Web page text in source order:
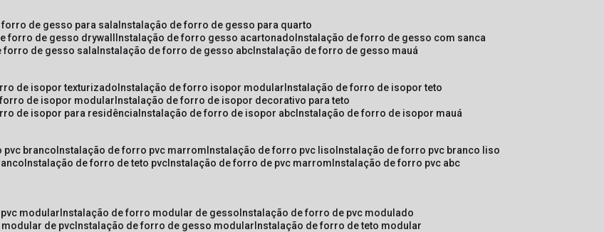
forro de gesso para sala instalação de forro de gesso para quarto
forro de gesso drywall instalação de forro gesso acartonado instalação de forro de gesso com sanca
forro de gesso sala instalação de forro de gesso abc instalação de forro de gesso mauá
de isopor texturizado instalação de forro isopor modular instalação de forro de isopor teto
forro de isopor modular instalação de forro de isopor decorativo para teto
de isopor para residência instalação de forro de isopor abc instalação de forro de isopor mauá
pvc branco instalação de forro pvc marrom instalação de forro pvc liso instalação de forro pvc branco liso
instalação de forro de teto pvc instalação de forro de pvc marrom instalação de forro pvc abc
modular instalação de forro modular de gesso instalação de forro de pvc modulado
de pvc instalação de forro de gesso modular instalação de forro de teto modular